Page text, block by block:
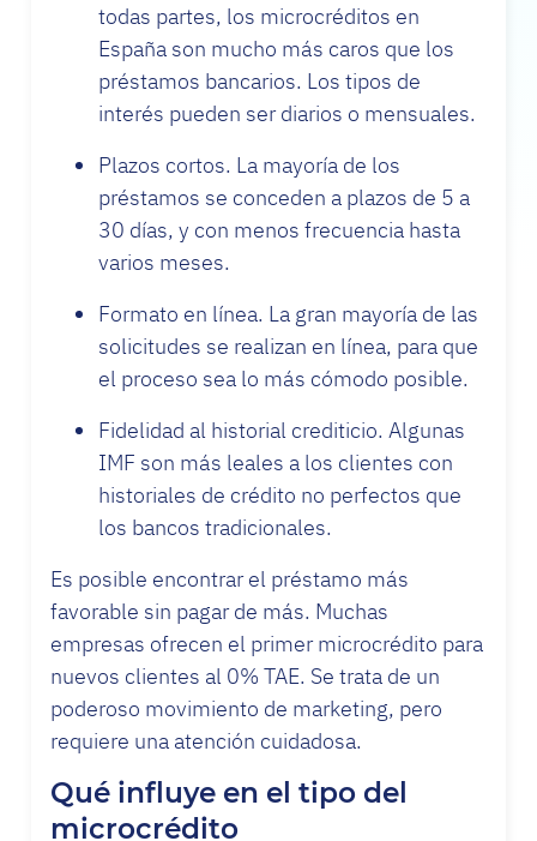
todas partes, los microcréditos en
España son mucho más caros que los
préstamos bancarios. Los tipos de
interés pueden ser diarios o mensuales.
Plazos cortos. La mayoría de los
préstamos se conceden a plazos de 5 a
30 días, y con menos frecuencia hasta
varios meses.
Formato en línea. La gran mayoría de las
solicitudes se realizan en línea, para que
el proceso sea lo más cómodo posible.
Fidelidad al historial crediticio. Algunas
IMF son más leales a los clientes con
historiales de crédito no perfectos que
los bancos tradicionales.
Es posible encontrar el préstamo más
favorable sin pagar de más. Muchas
empresas ofrecen el primer microcrédito para
nuevos clientes al 0% TAE. Se trata de un
poderoso movimiento de marketing, pero
requiere una atención cuidadosa.
Qué influye en el tipo del
microcrédito